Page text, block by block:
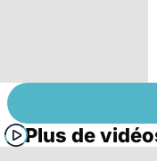
Plus de